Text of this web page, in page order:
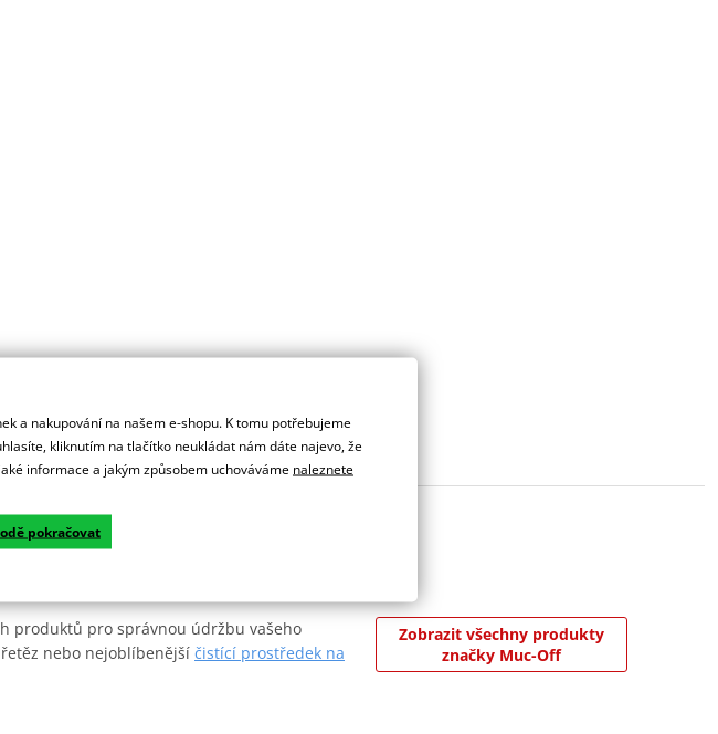
produktů pro správnou údržbu vašeho
nebo nejoblíbenější čistící prostředek na
Zobrazit všechny produkty
značky Muc-Off
a nakupování na našem e-shopu. K tomu potřebujeme
kliknutím na tlačítko neukládat nám dáte najevo, že
informace a jakým způsobem uchováváme naleznete
pokračovat